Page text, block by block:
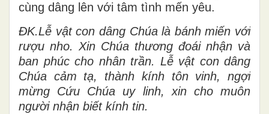
cùng dâng lên với tâm tình mến yêu.
ĐK.Lễ vật con dâng Chúa là bánh miến với
rượu nho. Xin Chúa thương đoái nhận và
ban phúc cho nhân trần. Lễ vật con dâng
Chúa cảm tạ, thành kính tôn vinh, ngợi
mừng Cứu Chúa uy linh, xin cho muôn
người nhận biết kính tin.